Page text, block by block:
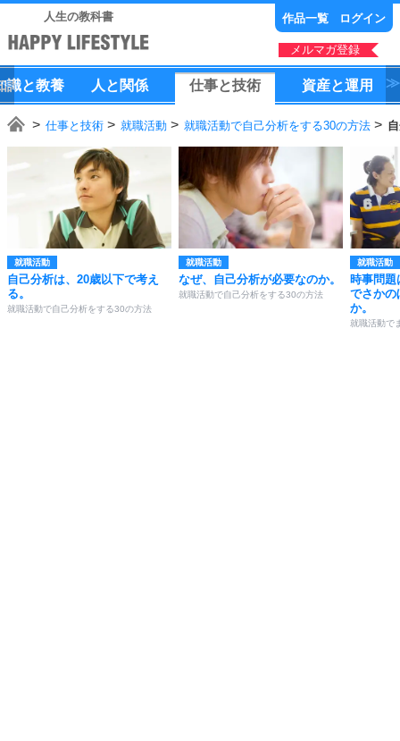
人生の教科書 作品一覧 ログイン
メルマガ登録
識と教養 人 と 関係 仕事と技術 資産と運用
仕事と技術 就職活動 就職活動で自己分析をする30の方法
就職活動
自己分析は、20歳以下で考え
る。
就職活動で自己分析をする30の方法
就職活動
なぜ、自己分析が必要なのか。
就職活動で自己分析をする30の方法
就職活動
時事問題
でさかの
か。
就職活動で